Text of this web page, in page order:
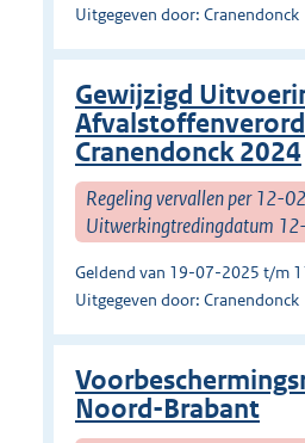
Uitgegeven door: Cranendonck
Gewijzigd
Cranendonck 2024
Regeling vervallen per 12-
Uitwerkingtredingdatum
Geldend van 19-07-2025 t/m
Uitgegeven door: Cranendonck
Noord-Brabant